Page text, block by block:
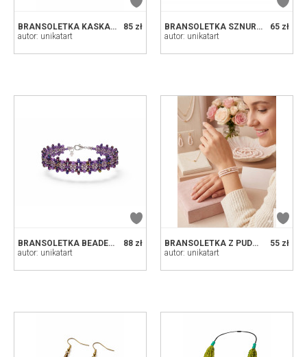
85 zł
BRANSOLETKA KASKADOWA Z KRYSZTAŁKÓW Z ZAWIESZKĄ W KSZTAŁCIE SERCA - GOŁĘBI BŁĘKIT
autor: unikatart
65 zł
BRANSOLETKA SZNUR KORALIKOWY - SPIRALNY WZÓR FIOLET I ZŁOTO - ZAPIĘCIE MAG
autor: unikatart
88 zł
BRANSOLETKA BEADED CHOKER „FIOLETOWA SYMFONIA” - RĘKODZIEŁO Z KORALIKÓW
autor: unikatart
55 zł
BRANSOLETKA Z PUDROWYCH KORALIKÓW ZE ZŁOTYM SERCEM – POTRÓJNA, SUBTELNA ELEGANCJA
autor: unikatart